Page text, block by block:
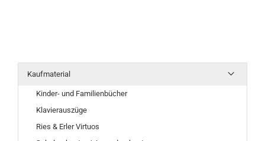
Kaufmaterial
Kinder- und Familienbücher
Klavierauszüge
Ries & Erler Virtuos